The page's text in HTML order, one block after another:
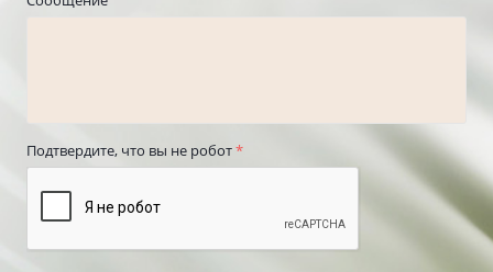
Подтвердите, что вы не робот*